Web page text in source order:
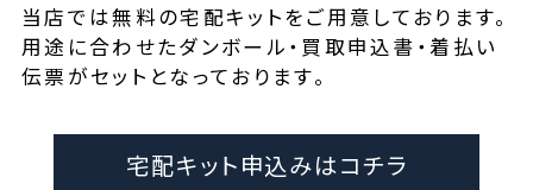
当店では無料の宅配キットをご用意しております。
用途に合わせたダンボール・買取申込書・着払い
伝票がセットとなっております。
宅配キット申込みはコチラ